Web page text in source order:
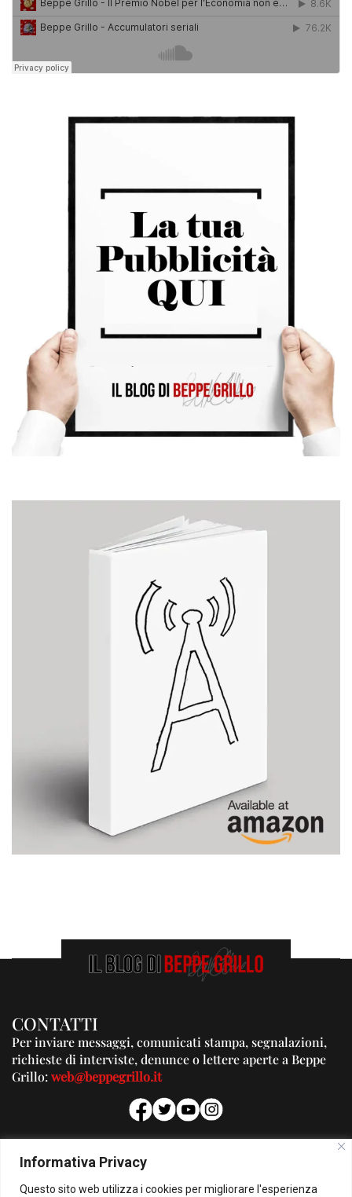
Informativa Privacy
Questo sito web utilizza i cookies per migliorare l'esperienza
CONTATTI
Per inviare messaggi, comunicati stampa, segnalazioni,
richieste di interviste, denunce o lettere aperte a Beppe
Grillo:web@beppegrillo.it
PUBBLICITA'
Per la tua pubblicità su questo Blog:
pubblicita@beppegrillo.it